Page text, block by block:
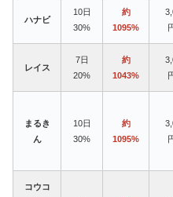
ハナビ
10日
30%
約
1095%
レイス
7日
20%
約
1043%
まるき
ん
10日
30%
約
1095%
コウコ